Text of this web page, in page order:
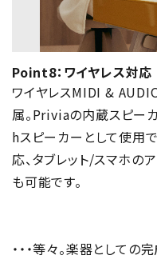
Point8：ワイヤレス対応
ワイヤレスMIDI &
属。Priviaの内蔵スピー
hスピーカーとして使用
応、タブレット/スマホの
も可能です。
・・・等々。楽器として